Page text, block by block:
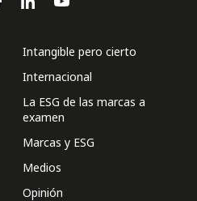
Intangible pero cierto
Internacional
La ESG de las marcas a
examen
Marcas y ESG
Medios
Opinión